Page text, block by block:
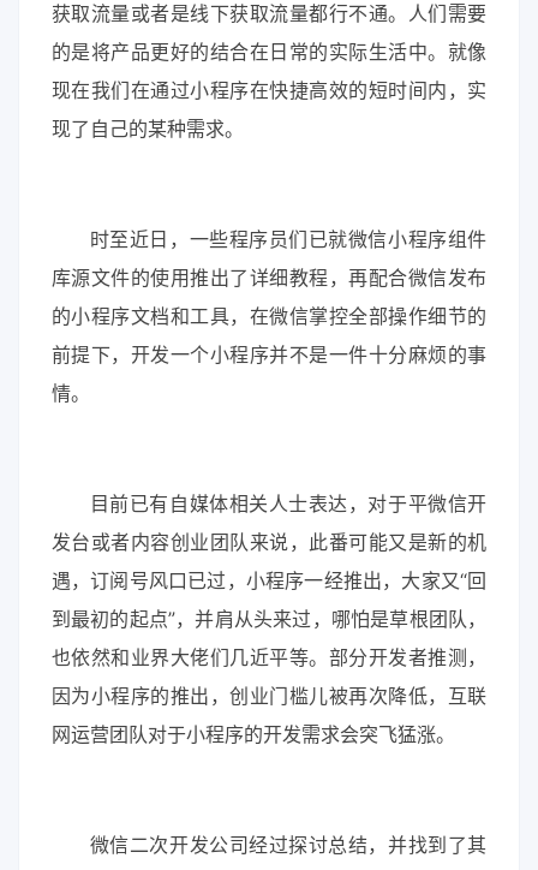
获取流量或者是线下获取流量都行不通。人们需要
的是将产品更好的结合在日常的实际生活中。就像
现在我们在通过小程序在快捷高效的短时间内，实
现了自己的某种需求。
时至近日，一些程序员们已就微信小程序组件
库源文件的使用推出了详细教程，再配合微信发布
的小程序文档和工具，在微信掌控全部操作细节的
前提下，开发一个小程序并不是一件十分麻烦的事
情。
目前已有自媒体相关人士表达，对于平微信开
发台或者内容创业团队来说，此番可能又是新的机
遇，订阅号风口已过，小程序一经推出，大家又“回
到最初的起点”，并肩从头来过，哪怕是草根团队，
也依然和业界大佬们几近平等。部分开发者推测，
因为小程序的推出，创业门槛儿被再次降低，互联
网运营团队对于小程序的开发需求会突飞猛涨。
微信二次开发公司经过探讨总结，并找到了其